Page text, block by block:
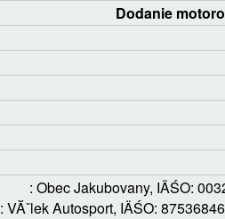
Dodanie
: Obec Jakubovany, IÄŚO:
: VĂˇlek Autosport, IÄŚO: